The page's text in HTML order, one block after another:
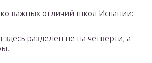
важных отличий школ Испании:
разделен не на четверти, а